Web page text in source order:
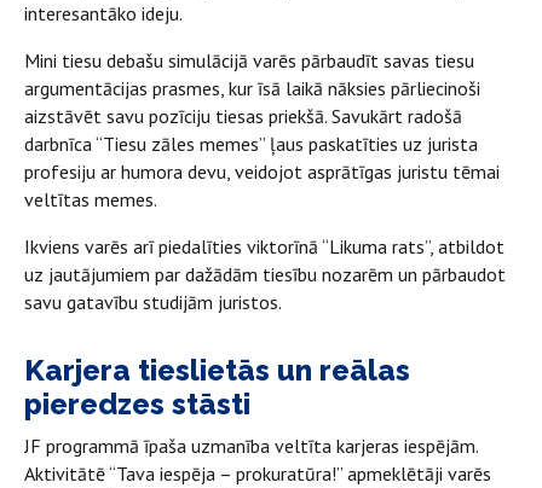
interesantāko ideju.
Mini tiesu debašu simulācijā varēs pārbaudīt savas tiesu
argumentācijas prasmes, kur īsā laikā nāksies pārliecinoši
aizstāvēt savu pozīciju tiesas priekšā. Savukārt radošā
darbnīca “Tiesu zāles memes” ļaus paskatīties uz jurista
profesiju ar humora devu, veidojot asprātīgas juristu tēmai
veltītas memes.
Ikviens varēs arī piedalīties viktorīnā “Likuma rats”, atbildot
uz jautājumiem par dažādām tiesību nozarēm un pārbaudot
savu gatavību studijām juristos.
Karjera tieslietās un reālas
pieredzes stāsti
JF programmā īpaša uzmanība veltīta karjeras iespējām.
Aktivitātē “Tava iespēja – prokuratūra!” apmeklētāji varēs